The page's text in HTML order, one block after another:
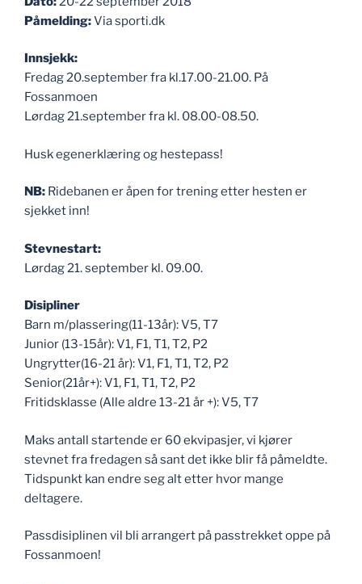
Påmelding:Via sporti.dk
Innsjekk:
Fredag 20.september fra kl.17.00-21.00. På
Fossanmoen
Lørdag 21.september fra kl. 08.00-08.50.
Husk egenerklæring og hestepass!
NB: Ridebanen er åpen for trening etter hesten er
sjekket inn!
Stevnestart:
Lørdag 21. september kl. 09.00.
Disipliner
Barn m/plassering(11-13år): V5, T7
Junior (13-15år): V1, F1, T1, T2, P2
Ungrytter(16-21 år): V1, F1, T1, T2, P2
Senior(21år+): V1, F1, T1, T2, P2
Fritidsklasse (Alle aldre 13-21 år +): V5, T7
Maks antall startende er 60 ekvipasjer, vi kjører
stevnet fra fredagen så sant det ikke blir få påmeldte.
Tidspunkt kan endre seg alt etter hvor mange
deltagere.
Passdisiplinen vil bli arrangert på passtrekket oppe på
Fossanmoen!